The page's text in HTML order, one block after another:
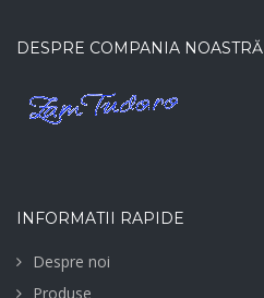
DESPRE COMPANIA NOASTRĂ
INFORMATII RAPIDE
Despre noi
Produse